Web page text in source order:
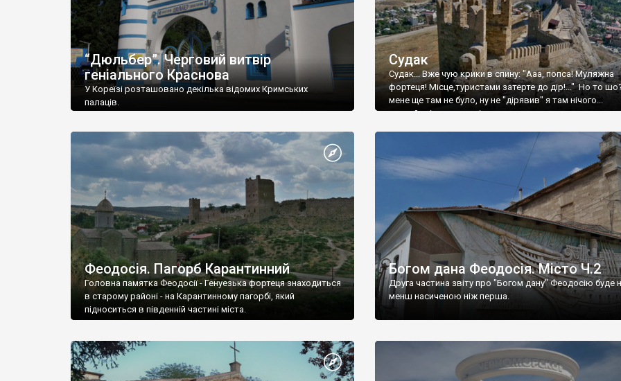
“Дюльбер”. Черговий витвір
геніального Краснова
У Кореїзі розташовано декілька відомих Кримських
палаців.
Судак
Судак... Вже чую крики в спину: "Ааа, попса! Муляжна
фортеця! Місце,туристами затерте до дір!..." Но то
мене ще там не було, ну не "дірявив" я там нічого...
принаймні до цього літа.
Феодосія. Пагорб Карантинний
Головна памятка Феодосії - Генуезька фортеця знаходиться
в старому районі - на Карантинному пагорбі, який
підноситься в південній частині міста.
Богом дана Феодосія. Місто Ч.2
Друга частина звіту про "Богом дану" Феодосію буде
менш насиченою ніж перша.